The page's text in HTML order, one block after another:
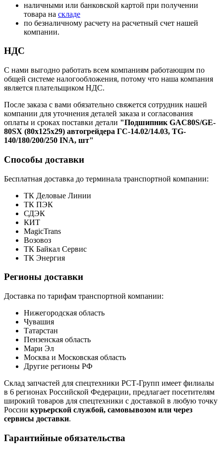
наличными или банковской картой при получении
товара на складе
по безналичному расчету на расчетный счет нашей
компании.
НДС
С нами выгодно работать всем компаниям работающим по
общей системе налогообложения, потому что наша компания
является плательщиком НДС.
После заказа с вами обязательно свяжется сотрудник нашей
компании для уточнения деталей заказа и согласования
оплаты и сроках поставки детали "Подшипник GAC80S/GE-
80SX (80х125х29) автогрейдера ГС-14.02/14.03, TG-
140/180/200/250 INA, шт"
Способы доставки
Бесплатная доставка до терминала транспортной компании:
ТК Деловые Линии
ТК ПЭК
СДЭК
КИТ
MagicTrans
Возовоз
ТК Байкал Сервис
ТК Энергия
Регионы доставки
Доставка по тарифам транспортной компании:
Нижегородская область
Чувашия
Татарстан
Пензенская область
Мари Эл
Москва и Московская область
Другие регионы РФ
Склад запчастей для спецтехники РСТ-Групп имеет филиалы
в 6 регионах Российской Федерации, предлагает посетителям
широкий товаров для спецтехники с доставкой в любую точку
России курьерской службой, самовывозом или через
сервисы доставки.
Гарантийные обязательства